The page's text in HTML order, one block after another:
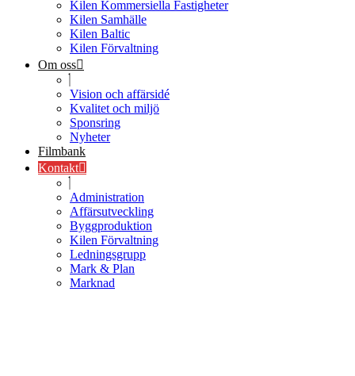
Kilen Kommersiella Fastigheter
Kilen Samhälle
Kilen Baltic
Kilen Förvaltning
Om oss
Vision och affärsidé
Kvalitet och miljö
Sponsring
Nyheter
Filmbank
Kontakt
Administration
Affärsutveckling
Byggproduktion
Kilen Förvaltning
Ledningsgrupp
Mark & Plan
Marknad